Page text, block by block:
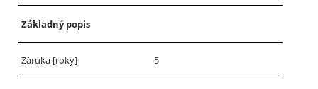
Základný popis
Záruka [roky] 5